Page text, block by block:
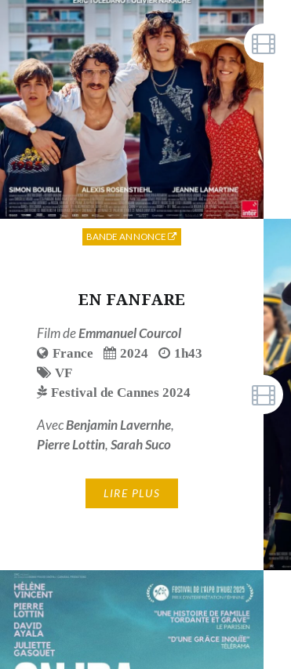
EN FANFARE
Film deEmmanuel Courcol
France 2024
1h43
VF
Festival de Cannes 2024
AvecBenjamin Lavernhe,
Pierre Lottin,Sarah Suco
LIRE PLUS
BANDE ANNONCE